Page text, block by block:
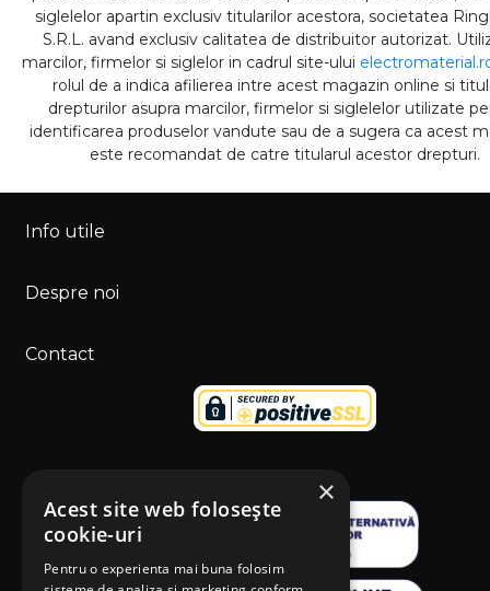
siglelelor apartin exclusiv titularilor acestora, societatea
S.R.L. avand exclusiv calitatea de distribuitor autorizat.
marcilor, firmelor si siglelor in cadrul site-ului
rolul de a indica afilierea intre acest magazin online si
drepturilor asupra marcilor, firmelor si siglelelor utilizate
identificarea produselor vandute sau de a sugera ca acest
este recomandat de catre titularul acestor drepturi.
Info utile
Despre noi
Contact
×
Acest site web folosește
cookie-uri
Pentru o experienta mai buna folosim